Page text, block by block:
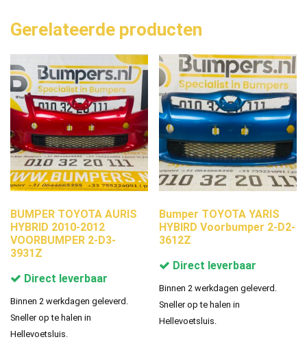
Gerelateerde producten
BUMPER TOYOTA AURIS
HYBRID 2010-2012
VOORBUMPER 2-D3-
3931Z
Direct leverbaar
Binnen 2 werkdagen geleverd.
Sneller op te halen in
Hellevoetsluis.
Bumper TOYOTA YARIS
HYBIRD Voorbumper 2-D2-
3612Z
Direct leverbaar
Binnen 2 werkdagen geleverd.
Sneller op te halen in
Hellevoetsluis.